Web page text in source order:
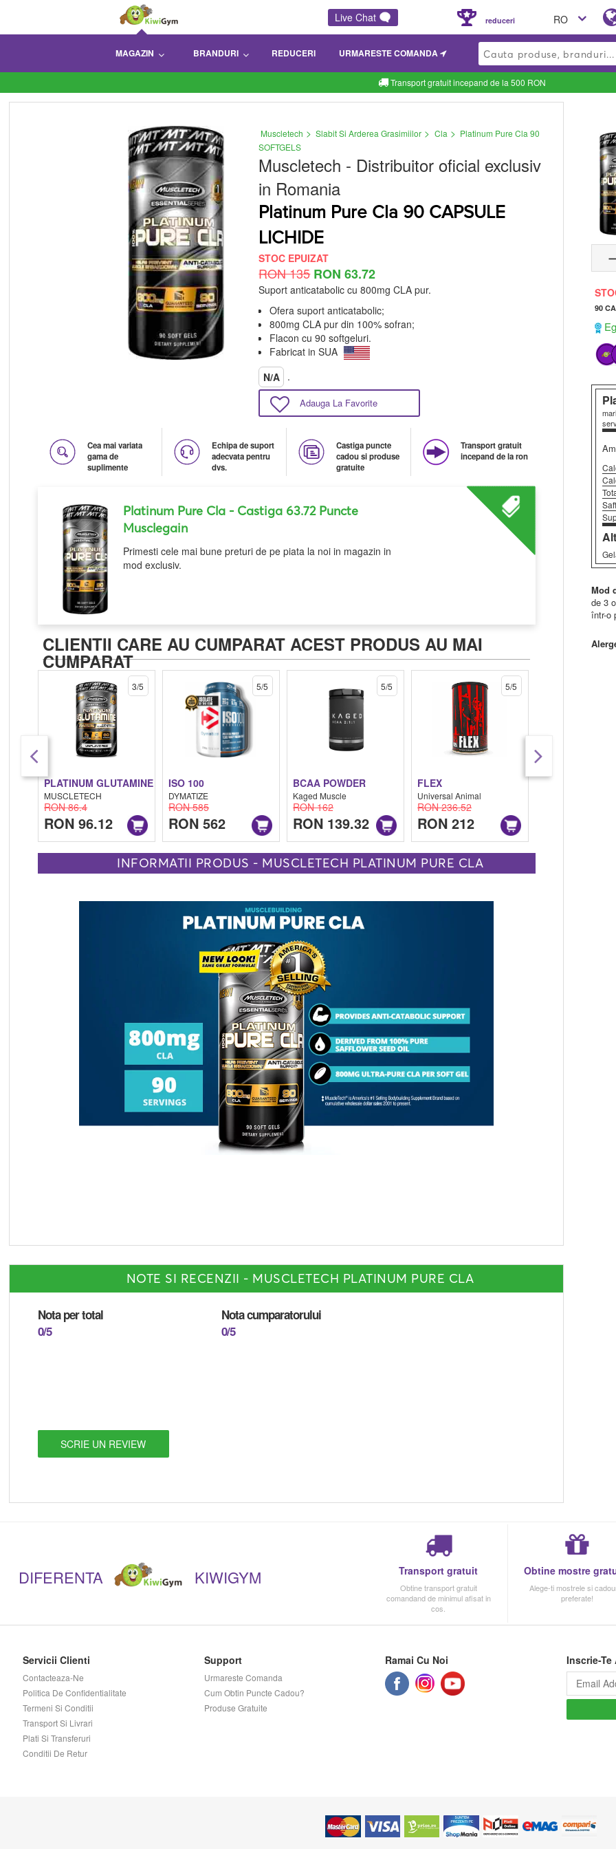
RO
reduceri
Live Chat
MAGAZIN BRANDURI REDUCERI URMARESTE COMANDA
Transport gratuit incepand de la 500 RON
Muscletech > Slabit Si Arderea Grasimiilor > Cla > Platinum Pure Cla 90
SOFTGELS
Muscletech - Distribuitor oficial exclusiv
in Romania
Platinum Pure Cla 90 CAPSULE
LICHIDE
STOC EPUIZAT
RON 135 RON 63.72
Suport anticatabolic cu 800mg CLA pur.
Ofera suport anticatabolic;
800mg CLA pur din 100% sofran;
Flacon cu 90 softgeluri.
Fabricat in SUA
N/A
.
Adauga La Favorite
Cea mai variata
gama de
suplimente
Echipa de suport
adecvata pentru
dvs.
Castiga puncte
cadou si produse
gratuite
Transport gratuit
incepand de la ron
Platinum Pure Cla - Castiga 63.72 Puncte
Musclegain
Primesti cele mai bune preturi de pe piata la noi in magazin in
mod exclusiv.
CLIENTII CARE AU CUMPARAT ACEST PRODUS AU MAI
CUMPARAT
PLATINUM GLUTAMINE
MUSCLETECH
RON 86.4
RON 96.12
3/5
ISO 100
DYMATIZE
RON 585
RON 562
5/5
BCAA POWDER
Kaged Muscle
RON 162
RON 139.32
5/5
FLEX
Universal Animal
RON 236.52
RON 212
5/5
FLEX
INFORMATII PRODUS - MUSCLETECH PLATINUM PURE CLA
90
Mod
de 3
într-o
NOTE SI RECENZII - MUSCLETECH PLATINUM PURE CLA
Nota per total
0/5
Nota cumparatorului
0/5
SCRIE UN REVIEW
DIFERENTA KIWIGYM Transport gratuit
Obtine transport gratuit
comandand de minimul afisat in
cos.
Obtine mostre
Alege-ti mostrele si
preferate!
Servicii Clienti
Contacteaza-Ne
Politica De Confidentialitate
Termeni Si Conditii
Transport Si Livrari
Plati Si Transferuri
Conditii De Retur
Support
Urmareste Comanda
Cum Obtin Puncte Cadou?
Produse Gratuite
Ramai Cu Noi Inscrie-Te